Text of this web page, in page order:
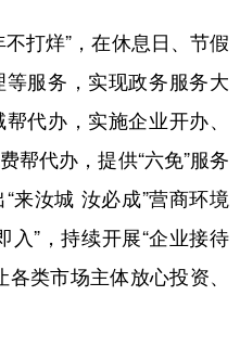
河北 山西
上海 江苏
福建 江西
打烊”，在休息日、节假
服务，实现政务服务大
代办，实施企业开办、
帮代办，提供“六免”服务
来汝城 汝必成”营商环境
入”，持续开展“企业接待
类市场主体放心投资、